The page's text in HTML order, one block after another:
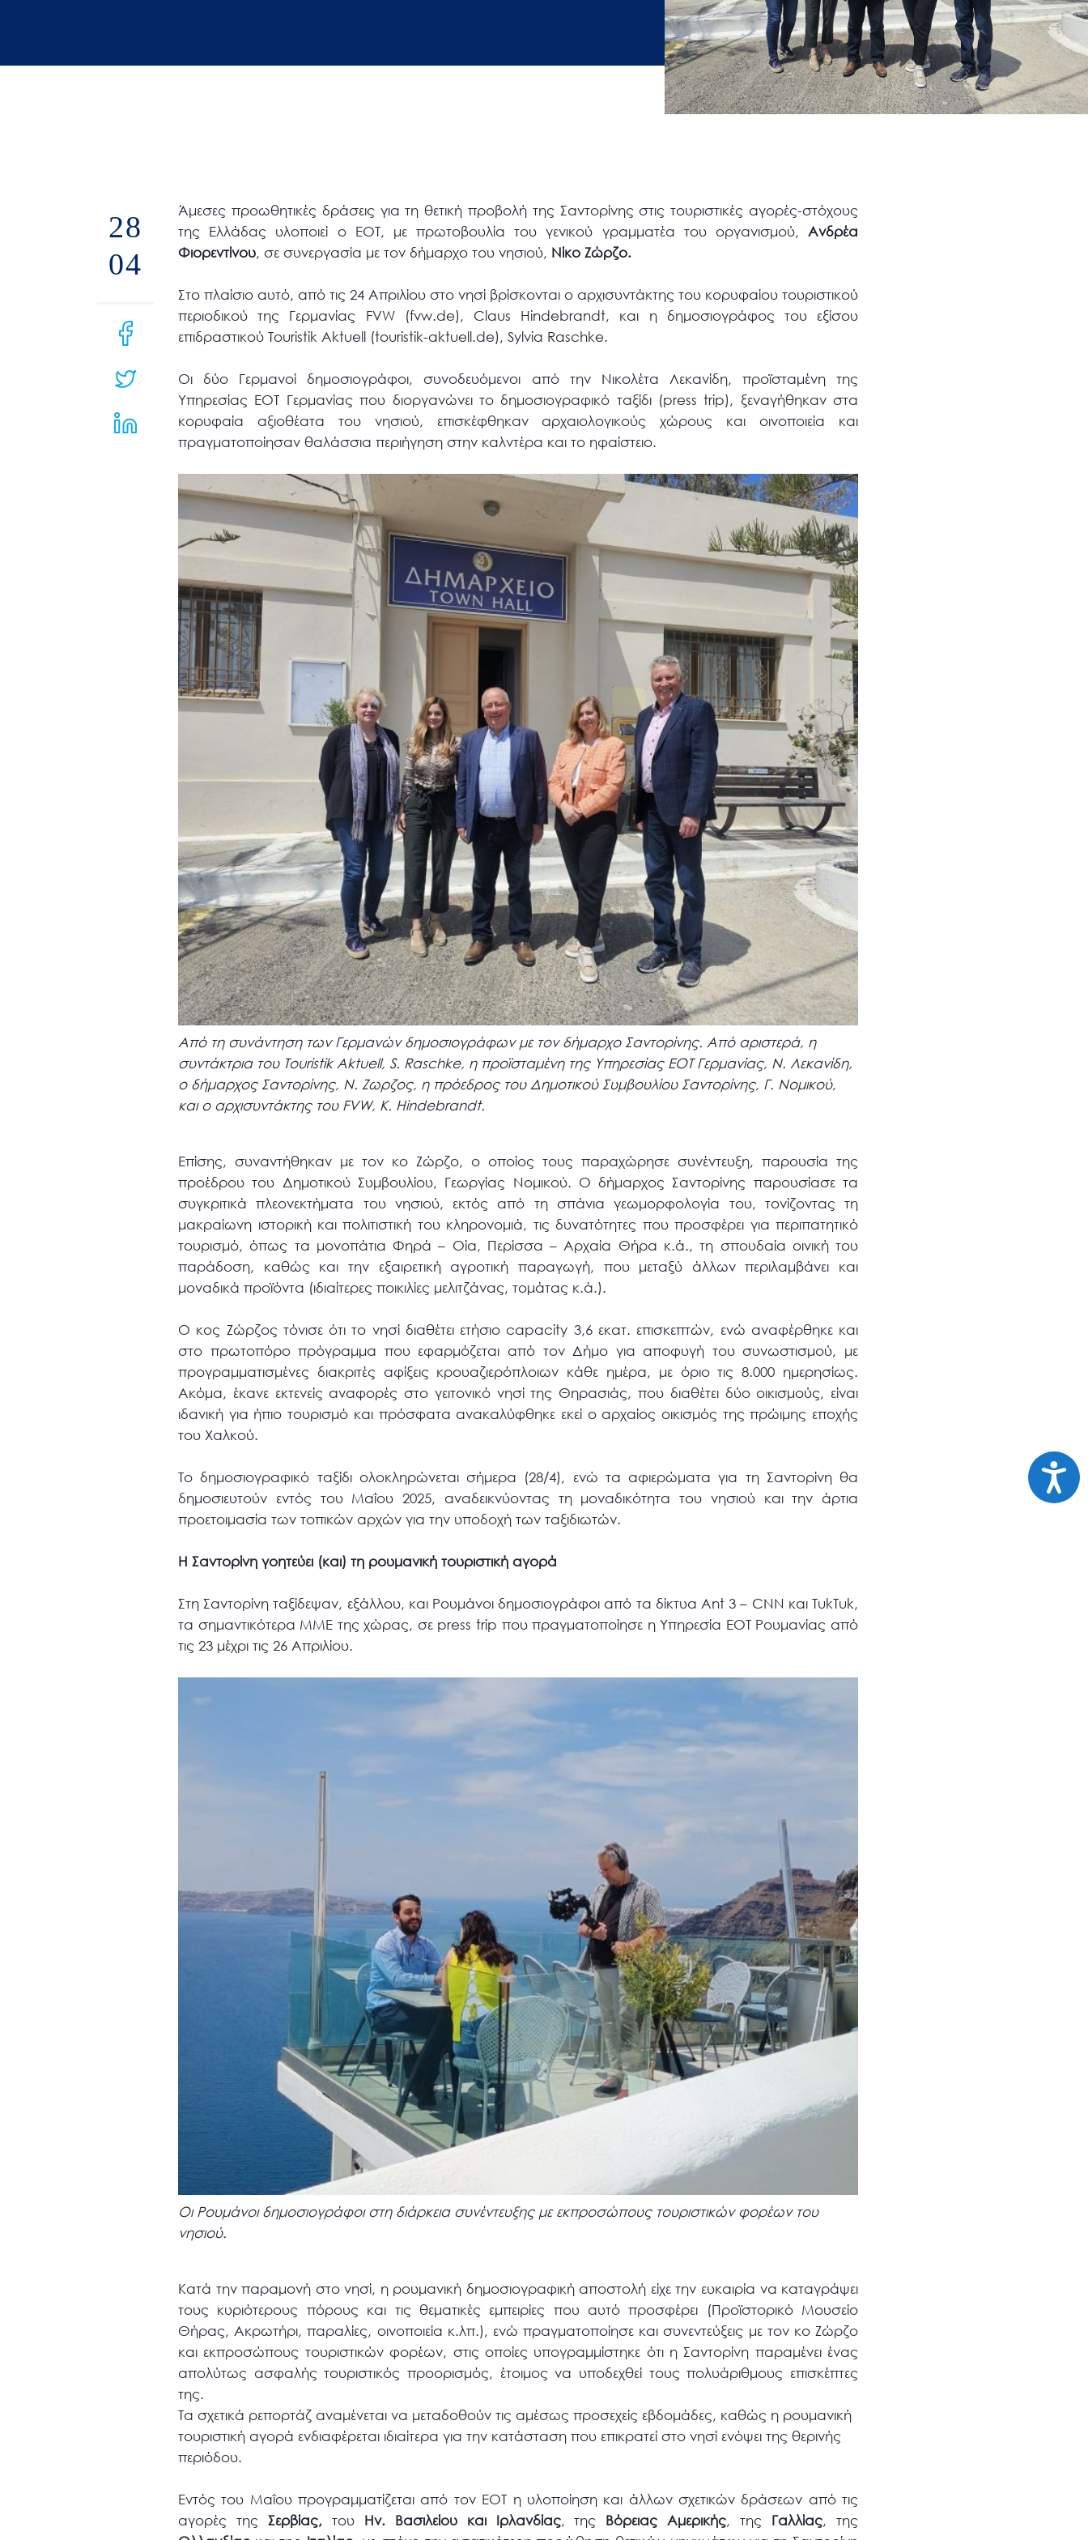
προβλήματα
28
04
Άμεσες προωθητικές δράσεις για τη θετική προβολή της Σαντορίνης στις τουριστικές αγορές-στόχους
της Ελλάδας υλοποιεί ο ΕΟΤ, με πρωτοβουλία του γενικού γραμματέα του οργανισμού,Ανδρέα
Φιορεντίνου, σε συνεργασία με τον δήμαρχο του νησιού, Νίκο Ζώρζο.
Στο πλαίσιο αυτό, από τις 24 Απριλίου στο νησί βρίσκονται o αρχισυντάκτης του κορυφαίου τουριστικού
περιοδικού της Γερμανίας FVW (fvw.de), Claus Hindebrandt, και η δημοσιογράφος του εξίσου
επιδραστικού Touristik Aktuell (touristik-aktuell.de), Sylvia Raschke.
Οι δύο Γερμανοί δημοσιογράφοι, συνοδευόμενοι από την Νικολέτα Λεκανίδη, προϊσταμένη της
Υπηρεσίας ΕΟΤ Γερμανίας που διοργανώνει το δημοσιογραφικό ταξίδι (press trip), ξεναγήθηκαν στα
κορυφαία αξιοθέατα του νησιού, επισκέφθηκαν αρχαιολογικούς χώρους και οινοποιεία και
πραγματοποίησαν θαλάσσια περιήγηση στην καλντέρα και το ηφαίστειο.
Από τη συνάντηση των Γερμανών δημοσιογράφων με τον δήμαρχο Σαντορίνης. Από αριστερά, η
συντάκτρια του Touristik Aktuell, S. Raschke, η προϊσταμένη της Υπηρεσίας ΕΟΤ Γερμανίας, Ν. Λεκανίδη,
ο δήμαρχος Σαντορίνης, Ν. Ζωρζος, η πρόεδρος του Δημοτικού Συμβουλίου Σαντορίνης, Γ. Νομικού,
και ο αρχισυντάκτης του FVW, K. Hindebrandt.
Επίσης, συναντήθηκαν με τον κο Ζώρζο, ο οποίος τους παραχώρησε συνέντευξη, παρουσία της
προέδρου του Δημοτικού Συμβουλίου, Γεωργίας Νομικού. Ο δήμαρχος Σαντορίνης παρουσίασε τα
συγκριτικά πλεονεκτήματα του νησιού, εκτός από τη σπάνια γεωμορφολογία του, τονίζοντας τη
μακραίωνη ιστορική και πολιτιστική του κληρονομιά, τις δυνατότητες που προσφέρει για περιπατητικό
τουρισμό, όπως τα μονοπάτια Φηρά – Οία, Περίσσα – Αρχαία Θήρα κ.ά., τη σπουδαία οινική του
παράδοση, καθώς και την εξαιρετική αγροτική παραγωγή, που μεταξύ άλλων περιλαμβάνει και
μοναδικά προϊόντα (ιδιαίτερες ποικιλίες μελιτζάνας, τομάτας κ.ά.).
Ο κος Ζώρζος τόνισε ότι το νησί διαθέτει ετήσιο capacity 3,6 εκατ. επισκεπτών, ενώ αναφέρθηκε και
στο πρωτοπόρο πρόγραμμα που εφαρμόζεται από τον Δήμο για αποφυγή του συνωστισμού, με
προγραμματισμένες διακριτές αφίξεις κρουαζιερόπλοιων κάθε ημέρα, με όριο τις 8.000 ημερησίως.
Ακόμα, έκανε εκτενείς αναφορές στο γειτονικό νησί της Θηρασιάς, που διαθέτει δύο οικισμούς, είναι
ιδανική για ήπιο τουρισμό και πρόσφατα ανακαλύφθηκε εκεί ο αρχαίος οικισμός της πρώιμης εποχής
του Χαλκού.
Το δημοσιογραφικό ταξίδι ολοκληρώνεται σήμερα (28/4), ενώ τα αφιερώματα για τη Σαντορίνη θα
δημοσιευτούν εντός του Μαΐου 2025, αναδεικνύοντας τη μοναδικότητα του νησιού και την άρτια
προετοιμασία των τοπικών αρχών για την υποδοχή των ταξιδιωτών.
Η Σαντορίνη γοητεύει (και) τη ρουμανική τουριστική αγορά
Στη Σαντορίνη ταξίδεψαν, εξάλλου, και Ρουμάνοι δημοσιογράφοι από τα δίκτυα Ant 3 – CNN και TukTuk,
τα σημαντικότερα ΜΜΕ της χώρας, σε press trip που πραγματοποίησε η Υπηρεσία ΕΟΤ Ρουμανίας από
τις 23 μέχρι τις 26 Απριλίου.
Οι Ρουμάνοι δημοσιογράφοι στη διάρκεια συνέντευξης με εκπροσώπους τουριστικών φορέων του
νησιού.
Κατά την παραμονή στο νησί, η ρουμανική δημοσιογραφική αποστολή είχε την ευκαιρία να καταγράψει
τους κυριότερους πόρους και τις θεματικές εμπειρίες που αυτό προσφέρει (Προϊστορικό Μουσείο
Θήρας, Ακρωτήρι, παραλίες, οινοποιεία κ.λπ.), ενώ πραγματοποίησε και συνεντεύξεις με τον κο Ζώρζο
και εκπροσώπους τουριστικών φορέων, στις οποίες υπογραμμίστηκε ότι η Σαντορίνη παραμένει ένας
απολύτως ασφαλής τουριστικός προορισμός, έτοιμος να υποδεχθεί τους πολυάριθμους επισκέπτες
της.
Τα σχετικά ρεπορτάζ αναμένεται να μεταδοθούν τις αμέσως προσεχείς εβδομάδες, καθώς η ρουμανική
τουριστική αγορά ενδιαφέρεται ιδιαίτερα για την κατάσταση που επικρατεί στο νησί ενόψει της θερινής
περιόδου.
Εντός του Μαΐου προγραμματίζεται από τον ΕΟΤ η υλοποίηση και άλλων σχετικών δράσεων από τις
αγορές της Σερβίας,του Ην. Βασιλείου και Ιρλανδίας, της Βόρειας Αμερικής, της Γαλλίας, της